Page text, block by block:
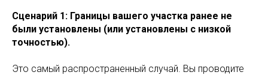
Сценарий 1: Границы вашего участка ранее не
были установлены (или установлены с низкой
точностью).
Это самый распространенный случай. Вы проводите